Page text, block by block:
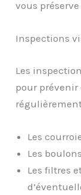
vous
Inspections
Les
pour prévenir
Les
Les
Les filtres